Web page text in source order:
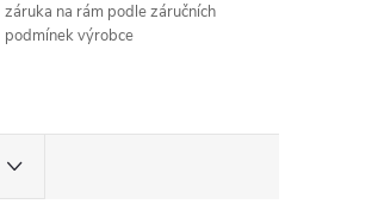
záruka na rám podle záručních
podmínek výrobce